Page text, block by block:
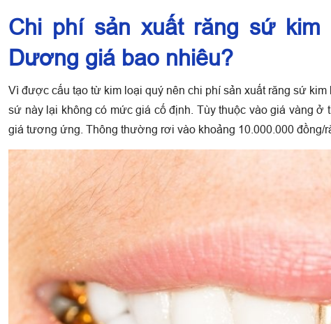
Chi phí sản xuất răng sứ
Dương giá bao nhiêu?
Vì được cấu tạo từ kim loại quý nên chi phí sản xuất răng sứ
sứ này lại không có mức giá cố định. Tùy thuộc vào giá vàng
giá tương ứng. Thông thường rơi vào khoảng 10.000.000 đồng/